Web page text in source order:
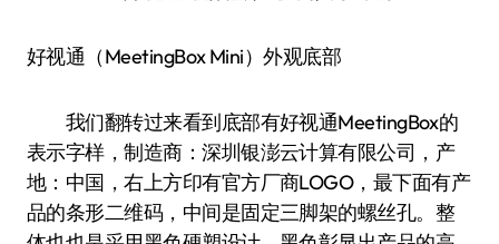
好视通（MeetingBox Mini）外观底部
我们翻转过来看到底部有好视通MeetingBox的
表示字样，制造商：深圳银澎云计算有限公司，产
地：中国，右上方印有官方厂商LOGO，最下面有产
品的条形二维码，中间是固定三脚架的螺丝孔。整